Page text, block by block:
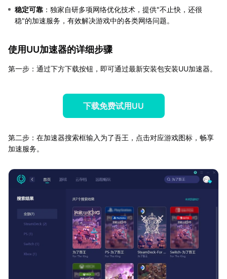
稳定可靠 ：独家自研多项网络优化技术，提供"不止快，还很
稳"的加速服务，有效解决游戏中的各类网络问题。
使用UU加速器的详细步骤
第一步：通过下方下载按钮，即可通过最新安装包安装UU加速器。
下载免费试用UU
第二步：在加速器搜索框输入为了吾王，点击对应游戏图标，畅享
加速服务。